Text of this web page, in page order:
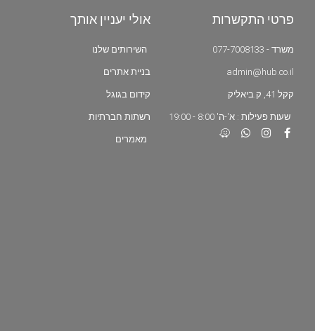
פרטי התקשרות
משרד - 077-7008133
admin@hub.co.il
קקל 41, ק.ביאליק
שעות פעילות : א'-ה' 8:00 - 19:00
אולי יעניין אותך
השירותים שלנו
בניית אתרים
קידום בגוגל
רשתות חברתיות
מאמרים